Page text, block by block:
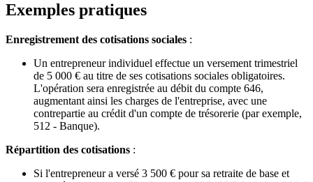
Exemples pratiques
Enregistrement des cotisations sociales :
Un entrepreneur individuel effectue un versement trimestriel
de 5 000 € au titre de ses cotisations sociales obligatoires.
L'opération sera enregistrée au débit du compte 646,
augmentant ainsi les charges de l'entreprise, avec une
contrepartie au crédit d'un compte de trésorerie (par exemple,
512 - Banque).
Répartition des cotisations :
Si l'entrepreneur a versé 3 500 € pour sa retraite de base et